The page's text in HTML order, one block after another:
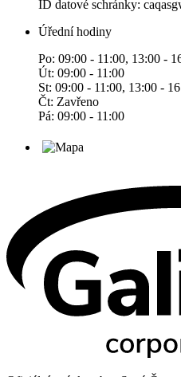
ID datové schránky:
Úřední hodiny
Po: 09:00 - 11:00, 13:00 -
Út: 09:00 - 11:00
St: 09:00 - 11:00, 13:00 -
Čt: Zavřeno
Pá: 09:00 - 11:00